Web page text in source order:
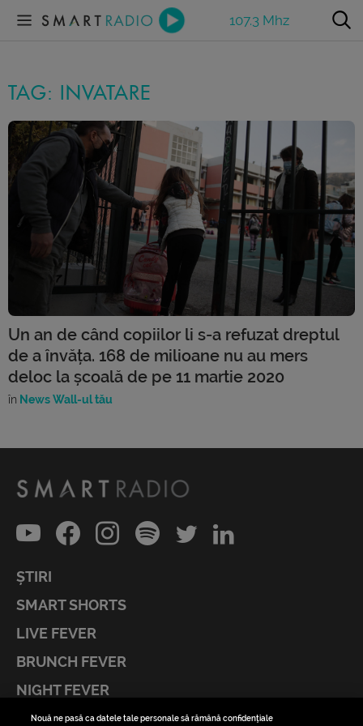
107.3 Mhz
TAG: INVATARE
Un an de când copiilor li s-a refuzat dreptul
de a învăța. 168 de milioane nu au mers
deloc la școală de pe 11 martie 2020
în News Wall-ul tău
ȘTIRI
SMART SHORTS
LIVE FEVER
BRUNCH FEVER
NIGHT FEVER
LIVE FEVER CONCERT
Nouă ne pasă ca datele tale personale să rămână confidențiale